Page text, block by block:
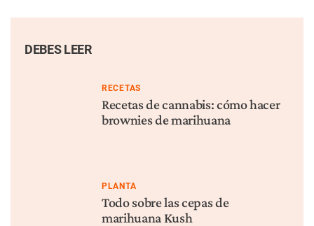
DEBES LEER
RECETAS
Recetas de cannabis: cómo hacer
brownies de marihuana
PLANTA
Todo sobre las cepas de
marihuana Kush